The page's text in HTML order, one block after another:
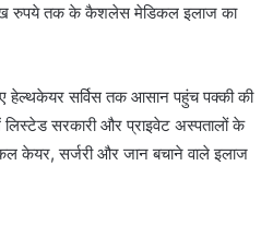
रुपये तक के कैशलेस मेडिकल इलाज का
हेल्थकेयर सर्विस तक आसान पहुंच पक्की की
सरकारी और प्राइवेट अस्पतालों के
केयर, सर्जरी और जान बचाने वाले इलाज